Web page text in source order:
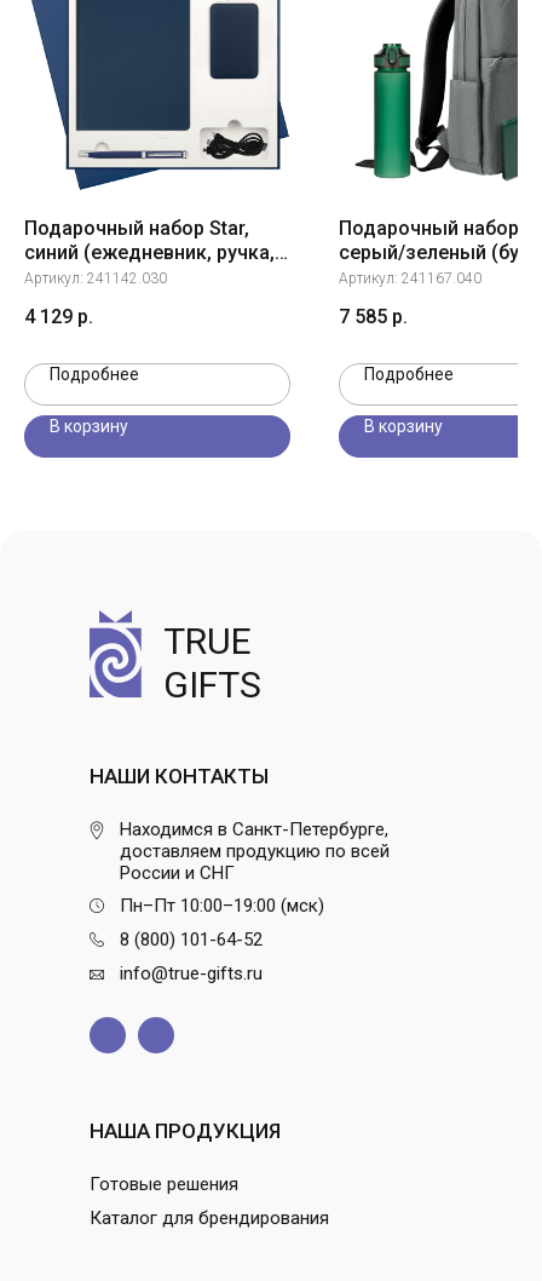
Подарочный набор Star,
синий (ежедневник, ручка,
аккумулятор)
Артикул: 241142.030
4 129 р.
Подробнее
В корзину
Подарочный набор
серый/зеленый
ЗУ, рюкзак)
Артикул: 241167.040
7 585 р.
Подробнее
В корзину
TRUE
GIFTS
НАША ПРОДУКЦИЯ
Готовые решения
Каталог для брендирования
НАШИ КОНТАКТЫ
Находимся в Санкт-Петербурге,
доставляем продукцию по всей
России и СНГ
Пн–Пт 10:00–19:00 (мск)
8 (800) 101-64-52
info@true-gifts.ru